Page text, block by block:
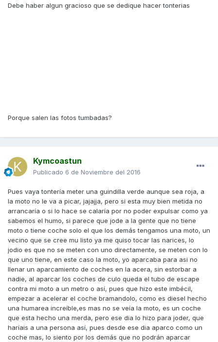
Debe haber algun gracioso que se dedique hacer tonterias
Porque salen las fotos tumbadas?
Kymcoastun
Publicado 6 de Noviembre del 2016
Pues vaya tontería meter una guindilla verde aunque sea roja, a
la moto no le va a picar, jajajja, pero si esta muy bien metida no
arrancaría o si lo hace se calaría por no poder expulsar como ya
sabemos el humo, si parece que jode a la gente que no tiene
moto o tiene coche solo el que los demás tengamos una moto, un
vecino que se cree mu listo ya me quiso tocar las narices, lo
jodio es que no se meten con uno directamente, se meten con lo
que uno tiene, en este caso la moto, yo aparcaba para asi no
llenar un aparcamiento de coches en la acera, sin estorbar a
nadie, al aparcar los coches de culo queda el tubo de escape
contra mi moto a un metro o así, pues que hizo este imbécil,
empezar a acelerar el coche bramandolo, como es diesel hecho
una humarea increíble,es mas no se veía la moto, es un coche
que esta hecho una merda, pero ese dia lo hizo para joder, que
haríais a una persona así, pues desde ese dia aparco como un
coche mas, lo siento por los demás que no podrán aparcar